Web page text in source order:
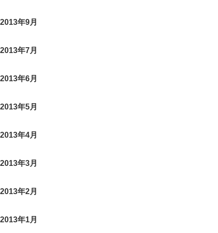
2013年9月
2013年7月
2013年6月
2013年5月
2013年4月
2013年3月
2013年2月
2013年1月